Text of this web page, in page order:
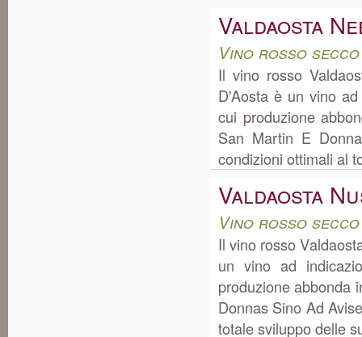
Valdaosta
Vino rosso
Il vino rosso
D'Aosta è un vino
cui produzione
San Martin E
condizioni ottimali al
Valdaosta
Vino rosso
Il vino rosso
un vino ad
produzione abbonda
Donnas Sino Ad
totale sviluppo delle